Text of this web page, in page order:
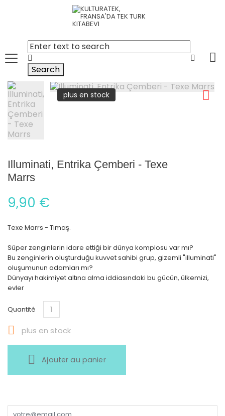
Search
plus en stock
Illuminati, Entrika Çemberi - Texe
Marrs
9,90 €
Texe Marrs - Timaş.
Süper zenginlerin idare ettiği bir dünya komplosu var mı?
Bu zenginlerin oluşturduğu kuvvet sahibi grup, gizemli "illuminati"
oluşumunun adamları mı?
Dünyayı hakimiyet altına alma iddiasındaki bu gücün, ülkemizi,
evler
Quantité
 plus en stock
Ajouter au panier